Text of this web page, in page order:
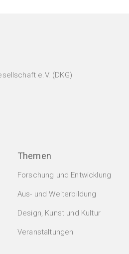
e.V. (DKG)
Themen
Forschung und Entwicklung
Aus- und Weiterbildung
Design, Kunst und Kultur
Veranstaltungen